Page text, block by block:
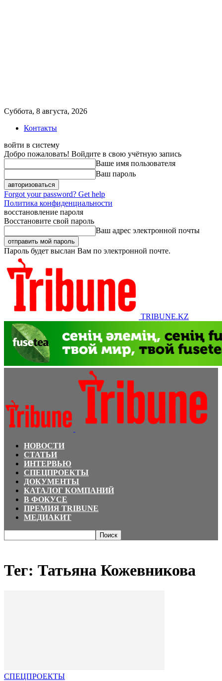
Суббота, 8 августа, 2026
Контакты
войти в систему
Добро пожаловать! Войдите в свою учётную запись
Ваше имя пользователя
Ваш пароль
Forgot your password? Get help
Политика конфиденциальности
восстановление пароля
Восстановите свой пароль
Ваш адрес электронной почты
Пароль будет выслан Вам по электронной почте.
TRIBUNE.KZ
НОВОСТИ
СТАТЬИ
ИНТЕРВЬЮ
СПЕЦПРОЕКТЫ
ДОКУМЕНТЫ
КАТАЛОГ КОМПАНИЙ
В ФОКУСЕ
ПРЕМИЯ TRIBUNE
МЕДИАКИТ
Тег: Татьяна Кожевникова
СПЕЦПРОЕКТЫ